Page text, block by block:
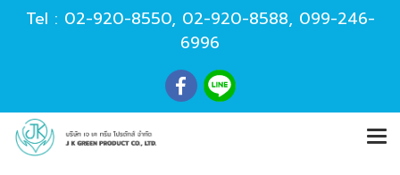
Tel : 02-920-8550, 02-920-8588, 099-246-
6996